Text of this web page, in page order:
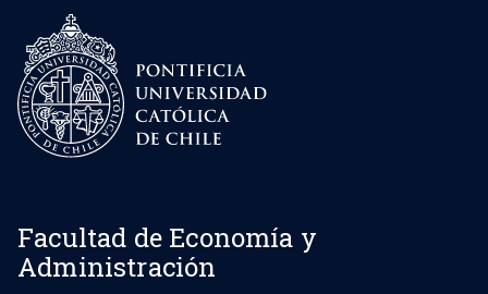
Facultad de Economía y
Administración